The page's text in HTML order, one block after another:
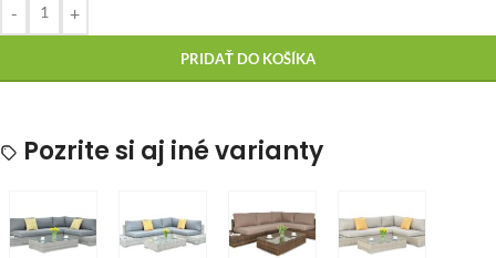
- +
PRIDAŤ DO KOŠÍKA
Pozrite si aj iné varianty